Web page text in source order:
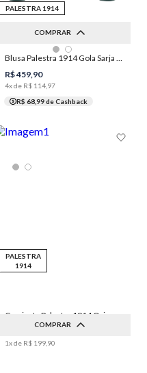
PALESTRA 1914
COMPRAR
M GG
XGG
R$459 90
4x de R$ 114 97
R$ 68,99de Cashback
PALESTRA
1914
COMPRAR
1x de R$ 199 90